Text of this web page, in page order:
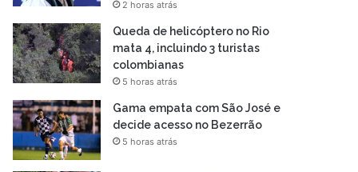
2 horas atrás
Queda de helicóptero no Rio
mata 4, incluindo 3 turistas
colombianas
5 horas atrás
Gama empata com São José e
decide acesso no Bezerrão
5 horas atrás